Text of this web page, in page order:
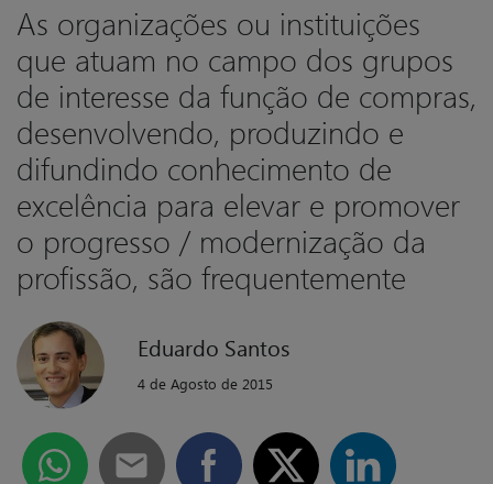
As organizações ou instituições
que atuam no campo dos grupos
de interesse da função de compras,
desenvolvendo, produzindo e
difundindo conhecimento de
excelência para elevar e promover
o progresso / modernização da
profissão, são frequentemente
Eduardo Santos
4 de Agosto de 2015